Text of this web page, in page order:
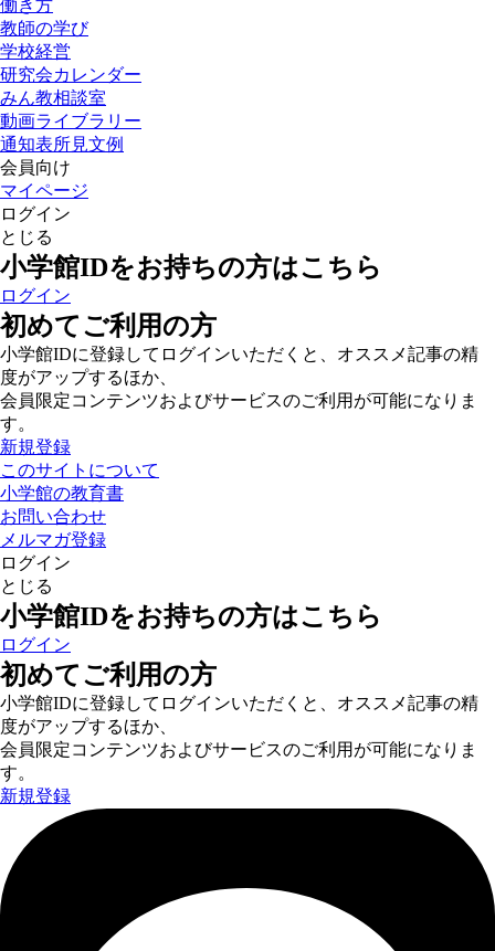
働き方
教師の学び
学校経営
研究会カレンダー
みん教相談室
動画ライブラリー
通知表所見文例
会員向け
マイページ
ログイン
とじる
小学館IDをお持ちの方はこちら
ログイン
初めてご利用の方
小学館IDに登録してログインいただくと、オススメ記事の精
度がアップするほか、
会員限定コンテンツおよびサービスのご利用が可能になりま
す。
新規登録
このサイトについて
小学館の教育書
お問い合わせ
メルマガ登録
ログイン
とじる
小学館IDをお持ちの方はこちら
ログイン
初めてご利用の方
小学館IDに登録してログインいただくと、オススメ記事の精
度がアップするほか、
会員限定コンテンツおよびサービスのご利用が可能になりま
す。
新規登録